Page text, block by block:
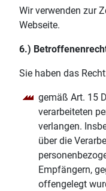
Wir verwenden zur
Webseite.
6.)
Sie haben das
gemäß Art. 15
verarbeiteten
verlangen.
über die
Empfängern,
offengelegt